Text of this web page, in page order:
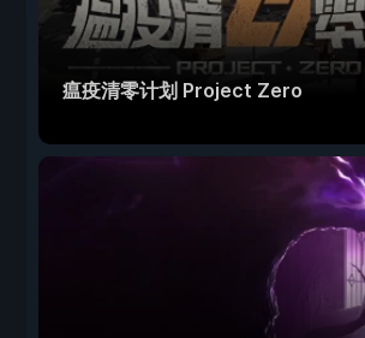
瘟疫清零计划 Project Zero